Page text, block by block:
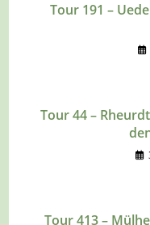
Tour 191 –
Tour 44 –
Tour 413 –